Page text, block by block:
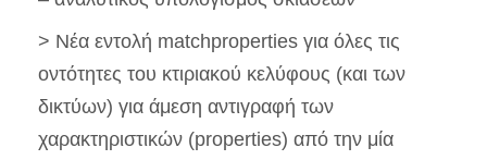
> Νέα εντολή matchproperties για όλες τις
οντότητες του κτιριακού κελύφους (και των
δικτύων) για άμεση αντιγραφή των
χαρακτηριστικών (properties) από την μία